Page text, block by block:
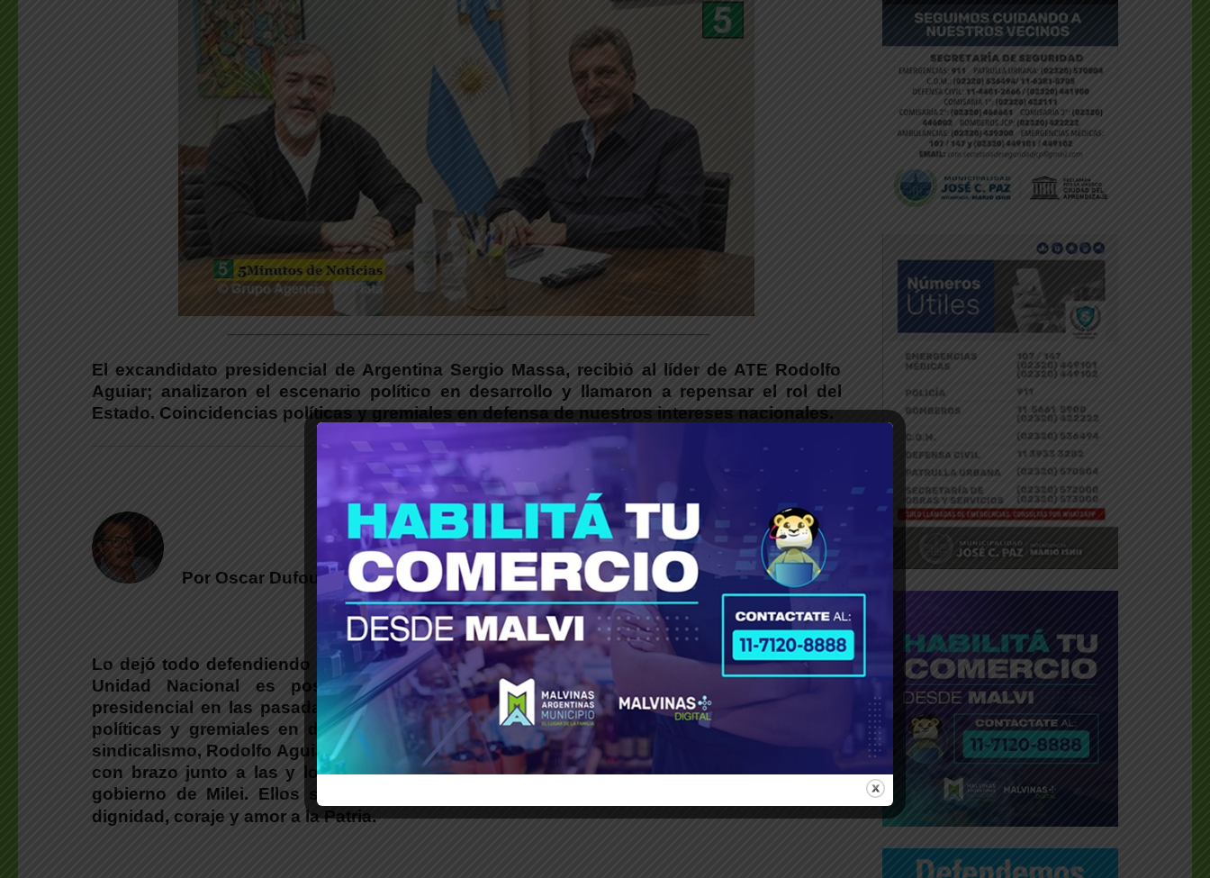
El excandidato presidencial de Argentina Sergio Massa, recibió al líder de ATE Rodolfo
Aguiar; analizaron el escenario político en desarrollo y llamaron a repensar el rol del
Estado. Coincidencias políticas y gremiales en defensa de nuestros intereses nacionales.
Por Oscar Dufour | (*)
Lo dejó todo defendiendo los derechos de los Argentinos y nos dejó el sueño de que la
Unidad Nacional es posible,es Sergio Massa nuestro extraordinario candidato
presidencial en las pasadas elecciones
y, para mi sigue siendo el mejor.
Coincidencias
políticas y gremiales en defensa de nuestros intereses nacionales con un grande del
sindicalismo, Rodolfo Aguiar, el líder de los estatales, el que siempre está en la calle brazo
con brazo junto a las y los trabajadores, poniendo el pecho a la salvaje represión del
gobierno de Milei. Ellos son claros protagonistas de la lucha épica;
dignidad, coraje y amor a la Patria.